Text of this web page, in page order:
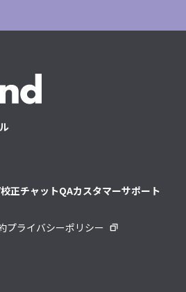
正チャットQAカスタマーサポート
プライバシーポリシー